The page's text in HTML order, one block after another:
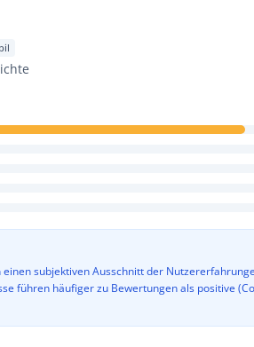
subjektiven Ausschnitt der
führen häufiger zu Bewertungen als positive